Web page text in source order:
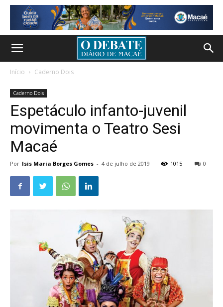
Início Caderno Dois
Caderno Dois
Espetáculo infanto-juvenil
movimenta o Teatro Sesi
Macaé
Por Isis Maria Borges Gomes - 4 de julho de 2019 1015 0